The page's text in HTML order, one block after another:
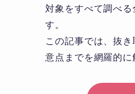
対象をすべて調べ
す。
この記事では、抜
意点までを網羅的に